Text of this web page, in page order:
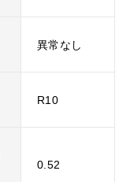
異常なし
R10
0.52